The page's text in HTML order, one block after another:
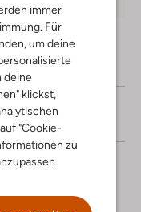
immer
Für
um deine
deine
klickst,
"Cookie-
zu